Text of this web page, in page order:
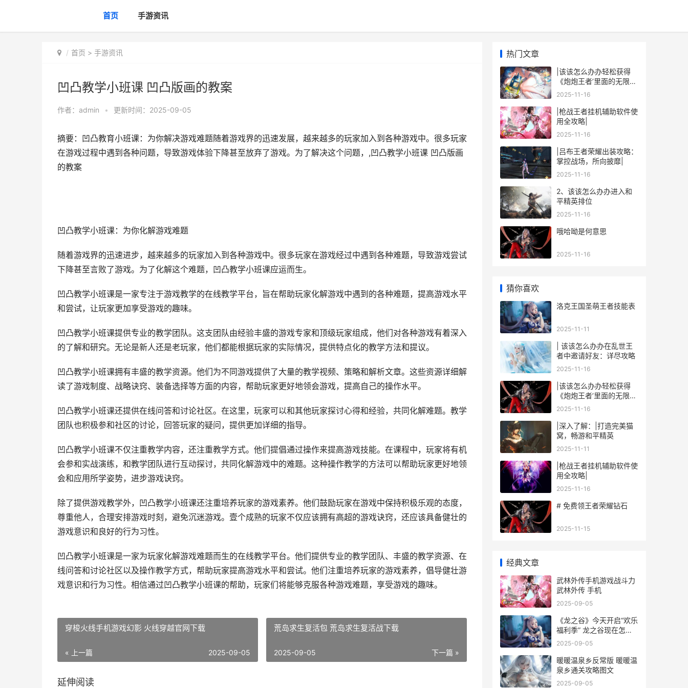
首页 手游资讯
首页 > 手游资讯
凹凸教学小班课 凹凸版画的教案
作者： admin • 更新时间：2025-09-05
摘要：凹凸教育小班课：为你解决游戏难题随着游戏界的迅速发展，越来越多的玩家加入到各种游戏中。很多玩家
在游戏过程中遇到各种问题，导致游戏体验下降甚至放弃了游戏。为了解决这个问题，,凹凸教学小班课 凹凸版画
的教案
凹凸教学小班课：为你化解游戏难题
随着游戏界的迅速进步，越来越多的玩家加入到各种游戏中。很多玩家在游戏经过中遇到各种难题，导致游戏尝试
下降甚至言败了游戏。为了化解这个难题，凹凸教学小班课应运而生。
凹凸教学小班课是一家专注于游戏教学的在线教学平台，旨在帮助玩家化解游戏中遇到的各种难题，提高游戏水平
和尝试，让玩家更加享受游戏的趣味。
凹凸教学小班课提供专业的教学团队。这支团队由经验丰盛的游戏专家和顶级玩家组成，他们对各种游戏有着深入
的了解和研究。无论是新人还是老玩家，他们都能根据玩家的实际情况，提供特点化的教学方法和提议。
凹凸教学小班课拥有丰盛的教学资源。他们为不同游戏提供了大量的教学视频、策略和解析文章。这些资源详细解
读了游戏制度、战略诀窍、装备选择等方面的内容，帮助玩家更好地领会游戏，提高自己的操作水平。
凹凸教学小班课还提供在线问答和讨论社区。在这里，玩家可以和其他玩家探讨心得和经验，共同化解难题。教学
团队也积极参和社区的讨论，回答玩家的疑问，提供更加详细的指导。
凹凸教学小班课不仅注重教学内容，还注重教学方式。他们提倡通过操作来提高游戏技能。在课程中，玩家将有机
会参和实战演练，和教学团队进行互动探讨，共同化解游戏中的难题。这种操作教学的方法可以帮助玩家更好地领
会和应用所学姿势，进步游戏诀窍。
除了提供游戏教学外，凹凸教学小班课还注重培养玩家的游戏素养。他们鼓励玩家在游戏中保持积极乐观的态度，
尊重他人，合理安排游戏时刻，避免沉迷游戏。壹个成熟的玩家不仅应该拥有高超的游戏诀窍，还应该具备健壮的
游戏意识和良好的行为习性。
凹凸教学小班课是一家为玩家化解游戏难题而生的在线教学平台。他们提供专业的教学团队、丰盛的教学资源、在
线问答和讨论社区以及操作教学方式，帮助玩家提高游戏水平和尝试。他们注重培养玩家的游戏素养，倡导健壮游
戏意识和行为习性。相信通过凹凸教学小班课的帮助，玩家们将能够克服各种游戏难题，享受游戏的趣味。
穿梭火线手机游戏幻影 火线穿越官网下载
« 上一篇 2025-09-05
荒岛求生复活包 荒岛求生复活战下载
下一篇 »
2025-09-05
延伸阅读
热门文章
|该该怎么办办轻松获得
《炮炮王者’里面的无限金
币和星星|
2025-11-16
|枪战王者挂机辅助软件使
用全攻略|
2025-11-16
|吕布王者荣耀出装攻略：
掌控战场，所向披靡|
2025-11-16
2、该该怎么办办进入和
平精英排位
2025-11-16
哦哈呦是何意思
2025-11-16
猜你喜欢
洛克王国圣萌王者技能表
2025-11-11
| 该该怎么办办在乱世王
者中邀请好友：详尽攻略
2025-11-16
|该该怎么办办轻松获得
《炮炮王者’里面的无限金
币和星星|
2025-11-16
|深入了解：|打造完美猫
窝，畅游和平精英
2025-11-11
|枪战王者挂机辅助软件使
用全攻略|
2025-11-16
# 免费领王者荣耀钻石
2025-11-15
经典文章
武林外传手机游戏战斗力
武林外传 手机
2025-09-05
《龙之谷》今天开启“欢乐
福利季” 龙之谷现在怎么
样了
2025-09-05
暖暖温泉乡反常版 暖暖温
泉乡通关攻略图文
2025-09-05